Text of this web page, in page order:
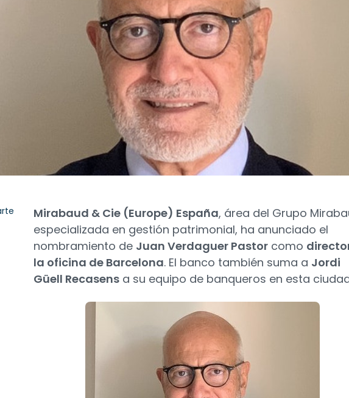
Mirabaud & Cie (Europe) España, área del Grupo
especializada en gestión patrimonial, ha anunciado el
nombramiento de Juan Verdaguer Pastor como
la oficina de Barcelona. El banco también suma a Jordi
Güell Recasens a su equipo de banqueros en esta